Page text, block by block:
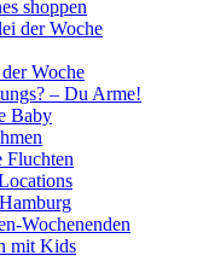
shoppen
der Woche
Woche
– Du Arme!
Baby
Fluchten
Wochenenden
mit Kids